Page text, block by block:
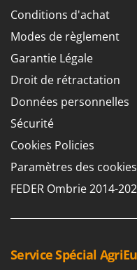
Y Yard Force
Z
Zanon
Zephir
ZGrills
Zodiac
Zomax
Conditions d'achat
Modes de règlement
Garantie Légale
Droit de rétractation
Données personnelles
Sécurité
Cookies Policies
Paramètres des cookies
FEDER Ombrie 2014-
Service Spécial